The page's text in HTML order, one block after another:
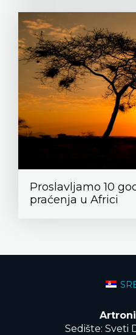
Proslavljamo 10
praćenja u Africi
Sedište: Sveti